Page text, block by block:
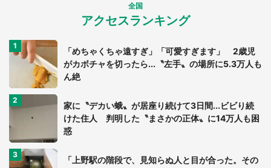
全国
アクセスランキング
「めちゃくちゃ遠すぎ」「可愛すぎます」 2歳児
がカボチャを切ったら...〝左手〟の場所に5.3万人も
ん絶
家に〝デカい蛾〟が居座り続けて3日間...ビビり続
けた住人 判明した〝まさかの正体〟に14万人も困
惑
「上野駅の階段で、見知らぬ人と目が合った。その